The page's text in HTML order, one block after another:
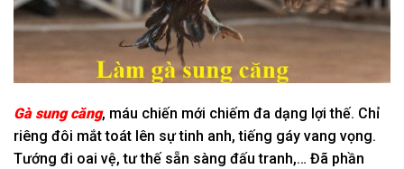
Gà sung căng, máu chiến mới chiếm đa dạng lợi thế. Chỉ
riêng đôi mắt toát lên sựtinh anh, tiếng gáy vang vọng.
Tướng đi oai vệ,tư thế sẵn sàng đấu tranh,… Đã phần